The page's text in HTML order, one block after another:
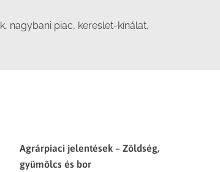
nagybani piac, kereslet-kínálat,
Agrárpiaci jelentések – Zöldség,
gyümölcs és bor